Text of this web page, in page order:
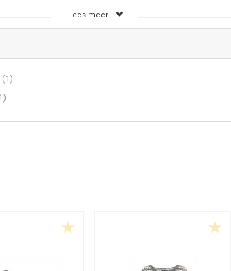
krijgen bezoekers meer feeling met het merk en jouw
Lees meer
(1)